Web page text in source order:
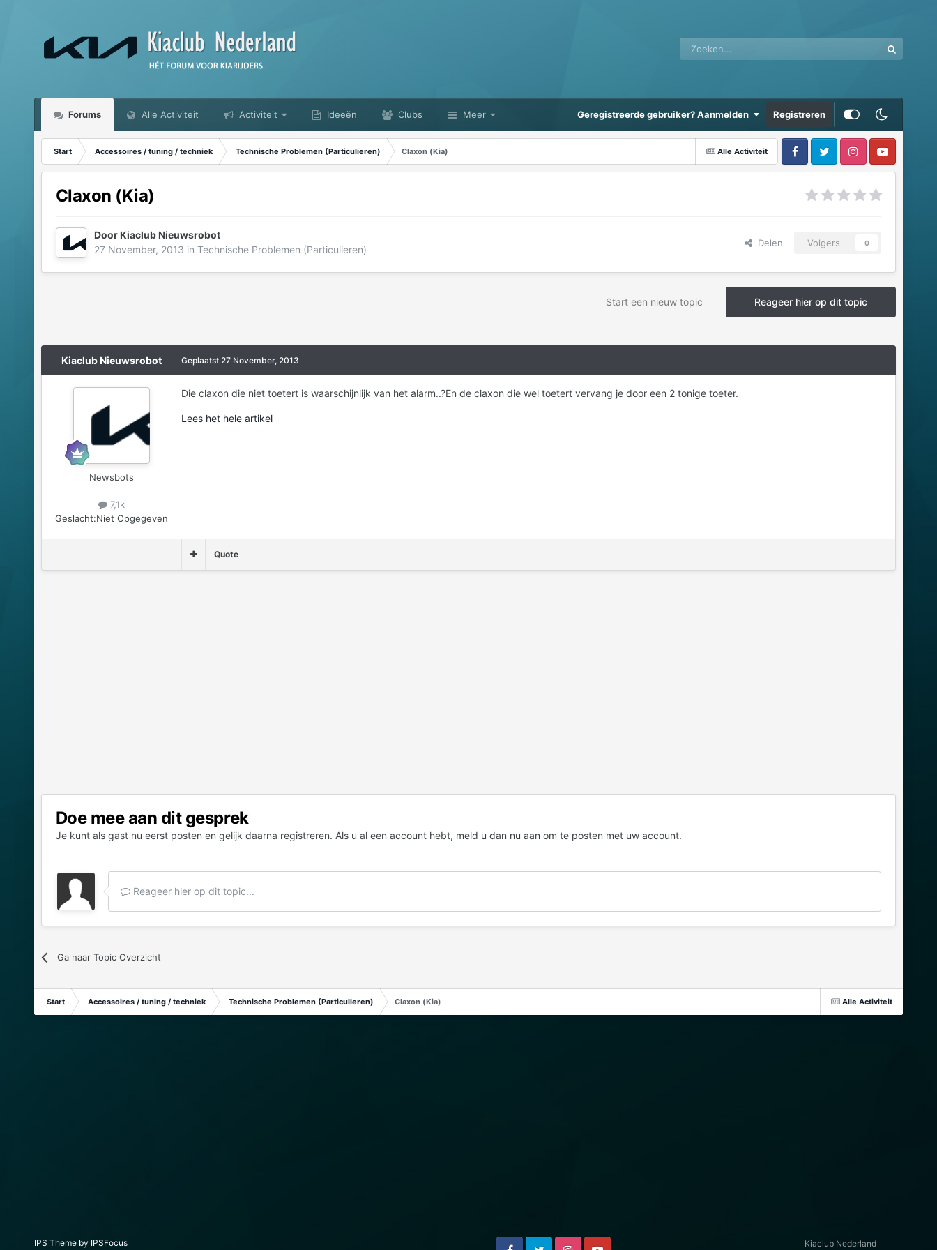
Forums Alle Activiteit Activiteit Ideeën Clubs Meer Geregistreerde gebruiker? Aanmelden Registreren
Alle Activiteit
Start Accessoires / tuning / techniek Technische Problemen (Particulieren) Claxon (Kia)
Claxon (Kia)
DoorKiaclub Nieuwsrobot
27 November, 2013 in Technische Problemen (Particulieren)
Delen Volgers 0
Reageer hier op dit topic
Start een nieuw topic
Kiaclub Nieuwsrobot
Newsbots
7,1k
Geslacht:Niet Opgegeven
Geplaatst 27 November, 2013
Die claxon die niet toetert is waarschijnlijk van het alarm..?En de claxon die wel toetert vervang je door een 2 tonige toeter.
Lees het hele artikel
Quote
Doe mee aan dit gesprek
Je kunt als gast nu eerst posten en gelijk daarna registreren. Als u al een account hebt, meld u dan nu aan om te posten met uw account.
Reageer hier op dit topic...
Ga naar Topic Overzicht
Alle Activiteit
Start Accessoires / tuning / techniek Technische Problemen (Particulieren) Claxon (Kia)
IPS Themeby IPSFocus Kiaclub Nederland